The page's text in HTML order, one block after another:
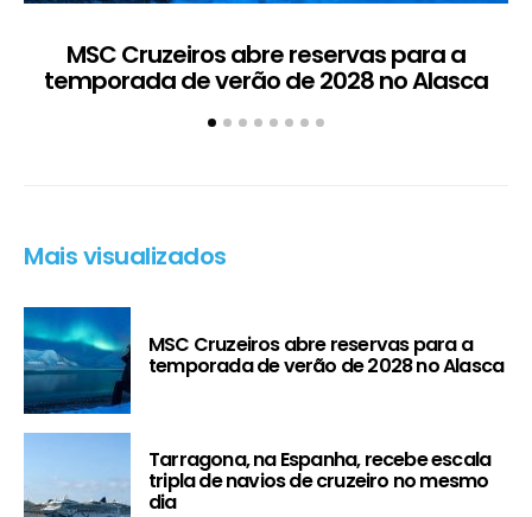
MSC Cruzeiros abre reservas para a
temporada de verão de 2028 no Alasca
Mais visualizados
MSC Cruzeiros abre reservas para a
temporada de verão de 2028 no Alasca
Tarragona, na Espanha, recebe escala
tripla de navios de cruzeiro no mesmo
dia